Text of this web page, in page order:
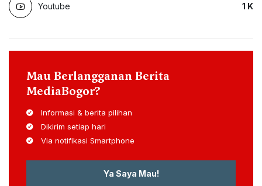
Youtube 1 K
Mau Berlangganan Berita
MediaBogor?
Informasi & berita pilihan
Dikirim setiap hari
Via notifikasi Smartphone
Ya Saya Mau!